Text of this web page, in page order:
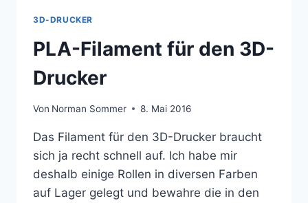
3D-DRUCKER
PLA-Filament für den 3D-
Drucker
Von Norman Sommer 8. Mai 2016
Das Filament für den 3D-Drucker braucht
sich ja recht schnell auf. Ich habe mir
deshalb einige Rollen in diversen Farben
auf Lager gelegt und bewahre die in den